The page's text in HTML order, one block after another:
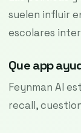
suelen influir
escolares
Que app
Feynman AI
recall,